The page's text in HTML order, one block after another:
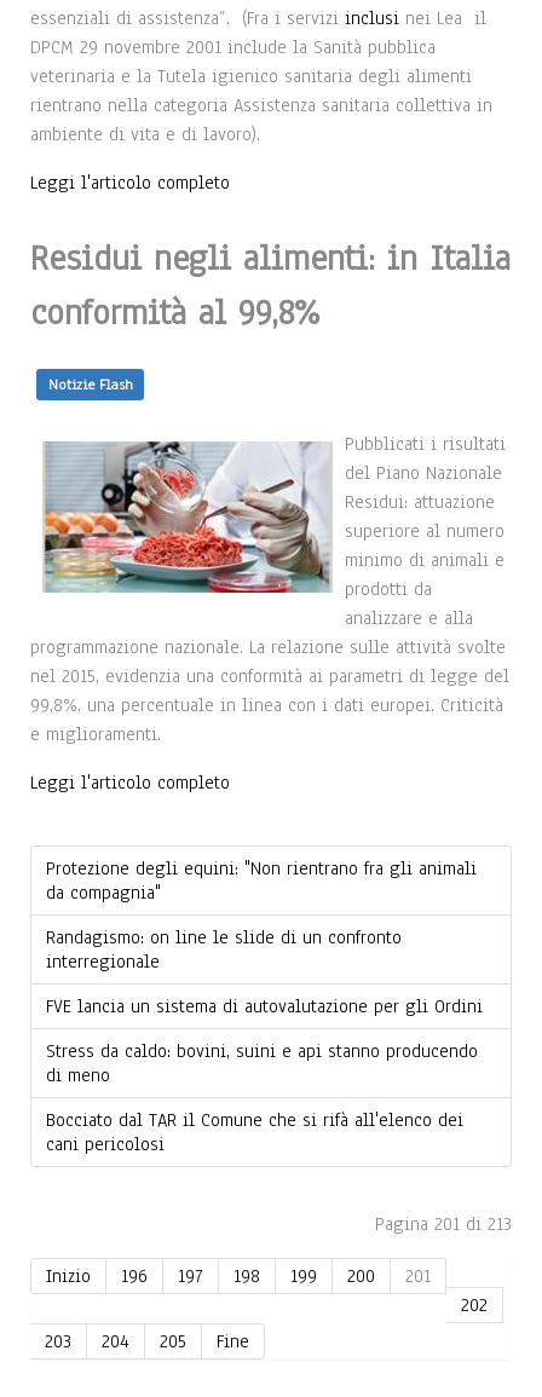
essenziali di assistenza”. (Fra i servizi inclusi nei Lea il
DPCM 29 novembre 2001 include la Sanità pubblica
veterinaria e la Tutela igienico sanitaria degli alimenti
rientrano nella categoria Assistenza sanitaria collettiva in
ambiente di vita e di lavoro).
Leggi l'articolo completo
Residui negli alimenti: in Italia
conformità al 99,8%
Notizie Flash
Pubblicati i risultati
del Piano Nazionale
Residui: attuazione
superiore al numero
minimo di animali e
prodotti da
analizzare e alla
programmazione nazionale. La relazione sulle attività svolte
nel 2015, evidenzia una conformità ai parametri di legge del
99,8%, una percentuale in linea con i dati europei. Criticità
e miglioramenti.
Leggi l'articolo completo
Protezione degli equini: "Non rientrano fra gli animali
da compagnia"
Randagismo: on line le slide di un confronto
interregionale
FVE lancia un sistema di autovalutazione per gli Ordini
Stress da caldo: bovini, suini e api stanno producendo
di meno
Bocciato dal TAR il Comune che si rifà all'elenco dei
cani pericolosi
Pagina 201 di 213
Inizio 196 197 198 199 200
201
202
203
204 205 Fine